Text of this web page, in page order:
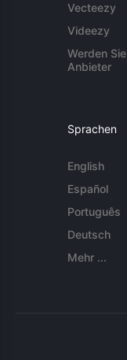
Vecteezy
Videezy
Werden Sie
Anbieter
Sprachen
English
Español
Português
Deutsch
Mehr ...